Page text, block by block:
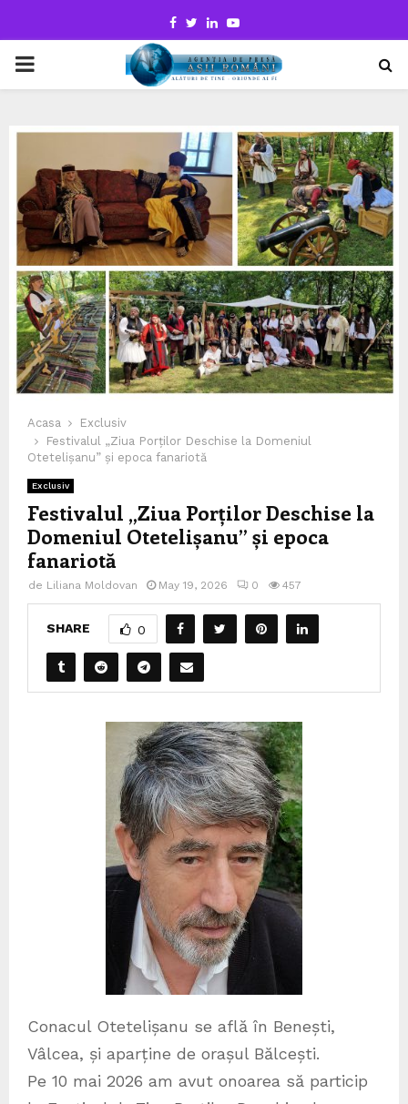
Facebook
TwitterLinkedinYoutube
PRIMARY
Acasa
Exclusiv
Festivalul „Ziua Porților Deschise la Domeniul
Otetelișanu” și epoca fanariotă
Exclusiv
Festivalul „Ziua Porților Deschise la
Domeniul Otetelișanu” și epoca
fanariotă
de Liliana Moldovan May 19, 2026 0 457
SHARE 0
Conacul Otetelișanu se află în Benești,
Vâlcea, și aparține de orașul Bălcești.
Pe 10 mai 2026 am avut onoarea să particip